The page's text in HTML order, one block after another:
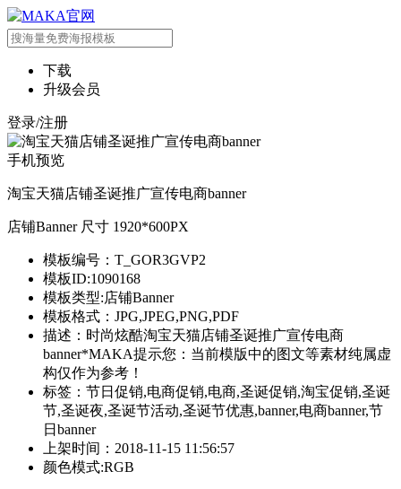
下载
升级会员
登录/注册
手机预览
淘宝天猫店铺圣诞推广宣传电商banner
店铺Banner 尺寸 1920*600PX
模板编号：T_GOR3GVP2
模板ID:1090168
模板类型:店铺Banner
模板格式：JPG,JPEG,PNG,PDF
描述：时尚炫酷淘宝天猫店铺圣诞推广宣传电商
banner*MAKA提示您：当前模版中的图文等素材纯属虚
构仅作为参考！
标签：节日促销,电商促销,电商,圣诞促销,淘宝促销,圣诞
节,圣诞夜,圣诞节活动,圣诞节优惠,banner,电商banner,节
日banner
上架时间：2018-11-15 11:56:57
颜色模式:RGB